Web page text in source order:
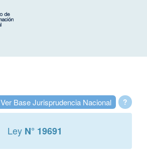
?
Ver Base Jurisprudencia Nacional
Ley N° 19691